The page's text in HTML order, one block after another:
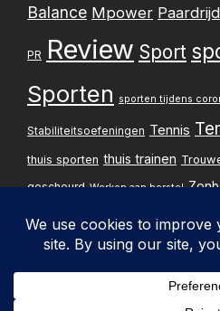
Balance Mpower
PR Review Sport
Sporten sporten tijdens
Stabiliteitsoefeningen Tennis
thuis sporten thuis trainen
gescheurd Werken aan herstel